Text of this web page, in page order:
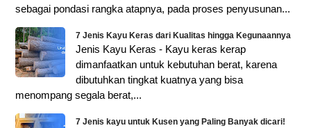
sebagai pondasi rangka atapnya, pada proses penyusunan...
7 Jenis Kayu Keras dari Kualitas hingga Kegunaannya
Jenis Kayu Keras - Kayu keras kerap
dimanfaatkan untuk kebutuhan berat, karena
dibutuhkan tingkat kuatnya yang bisa
menompang segala berat,...
7 Jenis kayu untuk Kusen yang Paling Banyak dicari!